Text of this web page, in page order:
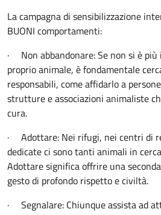
La campagna di sensibilizzazione
BUONI comportamenti:
· Non abbandonare: Se non si è
proprio animale, è fondamentale
responsabili, come affidarlo a
strutture e associazioni animaliste
cura.
· Adottare: Nei rifugi, nei centri di
dedicate ci sono tanti animali in
Adottare significa offrire una
gesto di profondo rispetto e civiltà.
· Segnalare: Chiunque assista ad